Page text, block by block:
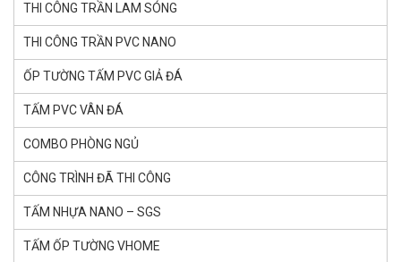
THI CÔNG TRẦN LAM SÓNG
THI CÔNG TRẦN PVC NANO
ỐP TƯỜNG TẤM PVC GIẢ ĐÁ
TẤM PVC VÂN ĐÁ
COMBO PHÒNG NGỦ
CÔNG TRÌNH ĐÃ THI CÔNG
TẤM NHỰA NANO – SGS
TẤM ỐP TƯỜNG VHOME